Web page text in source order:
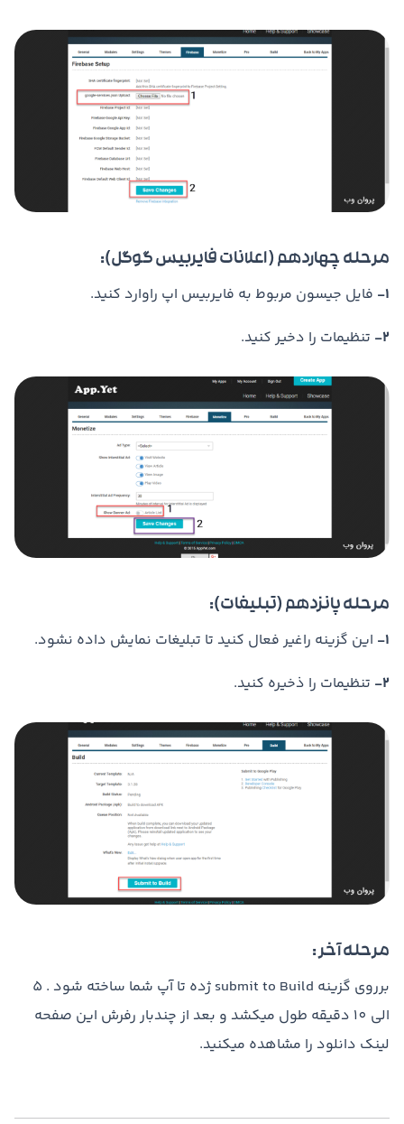
مرحله چهاردهم ( اعلانات فایربیس گوگل):
1- فایل جیسون مربوط به فایربیس اپ راوارد کنید.
2- تنظیمات را دخیر کنید.
مرحله پانزدهم (تبلیغات):
1- این گزینه راغیر فعال کنید تا تبلیغات نمایش داده نشود.
2- تنظیمات را ذخیره کنید.
مرحله آخر :
برروی گزینه submit to Build ژده تا آپ شما ساخته شود . 5
الی 10 دقیقه طول میکشد و بعد از چندبار رفرش این صفحه
لینک دانلود را مشاهده میکنید.